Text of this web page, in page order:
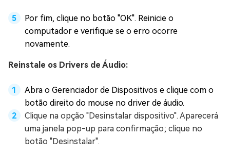
Por fim, clique no botão "OK". Reinicie o
computador e verifique se o erro ocorre
novamente.
Reinstale os Drivers de Áudio:
Abra o Gerenciador de Dispositivos e clique com o
botão direito do mouse no driver de áudio.
Clique na opção "Desinstalar dispositivo". Aparecerá
uma janela pop-up para confirmação; clique no
botão "Desinstalar".